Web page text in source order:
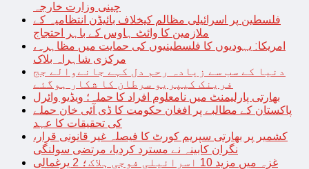
چینی وزارت خارجہ
فلسطین پر اسرائیلی مظالم کیخلاف بائیڈن انتظامیہ کے
ملازمین کا وائٹ ہاوس کے باہر احتجاج
امریکا: یہودیوں کا فلسطینیوں کی حمایت میں مظاہرہ،
مرکزی شاہراہ بلاک
دنیا کے سب سے زیادہ رحم دل کہے جانےوالے جج
فرینک کیپریو سرطان کا شکار ہوگئے
بھارتی پارلیمنٹ میں نامعلوم افراد کا حملہ؛ ویڈیو وائرل
پاکستان کے مطالبے پر افغان حکومت کا ڈی آئی خان حملے
کی تحقیقات کا عہد
کشمیر پر بھارتی سپریم کورٹ کا فیصلہ غیر قانونی قرار،
نگران کابینہ نے مسترد کردیا، مرتضی سولنگی
غزہ میں مزید 10 اسرائیلی فوجی ہلاک؛ 2 یرغمالی